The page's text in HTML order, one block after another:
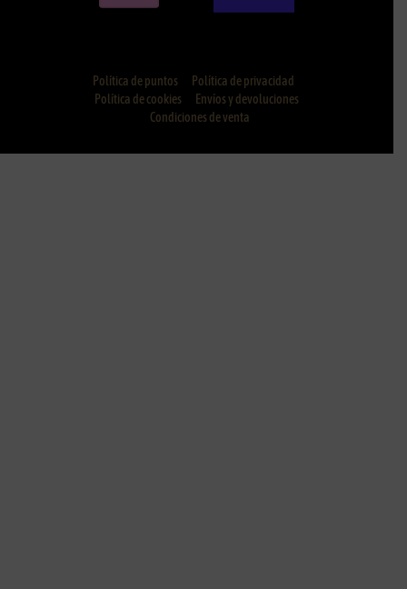
Política de puntos
Política de privacidad
Política de cookies
Envíos y devoluciones
Condiciones de venta